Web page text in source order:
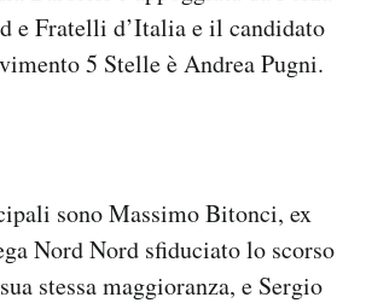
e Fratelli d’Italia e il candidato
5 Stelle è Andrea Pugni.
sono Massimo Bitonci, ex
Nord Nord sfiduciato lo scorso
stessa maggioranza, e Sergio